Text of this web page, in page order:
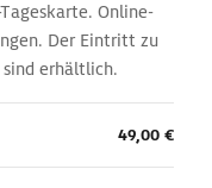
Online-
Der Eintritt zu
erhältlich.
49,00 €